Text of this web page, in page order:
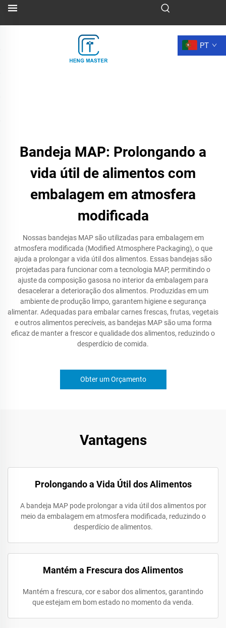
PT
Bandeja MAP: Prolongando a
vida útil de alimentos com
embalagem em atmosfera
modificada
Nossas bandejas MAP são utilizadas para embalagem em
atmosfera modificada (Modified Atmosphere Packaging), o que
ajuda a prolongar a vida útil dos alimentos. Essas bandejas são
projetadas para funcionar com a tecnologia MAP, permitindo o
ajuste da composição gasosa no interior da embalagem para
desacelerar a deterioração dos alimentos. Produzidas em um
ambiente de produção limpo, garantem higiene e segurança
alimentar. Adequadas para embalar carnes frescas, frutas, vegetais
e outros alimentos perecíveis, as bandejas MAP são uma forma
eficaz de manter a frescor e qualidade dos alimentos, reduzindo o
desperdício de comida.
Obter um Orçamento
Vantagens
Prolongando a Vida Útil dos Alimentos
A bandeja MAP pode prolongar a vida útil dos alimentos por
meio da embalagem em atmosfera modificada, reduzindo o
desperdício de alimentos.
Mantém a Frescura dos Alimentos
Mantém a frescura, cor e sabor dos alimentos, garantindo
que estejam em bom estado no momento da venda.